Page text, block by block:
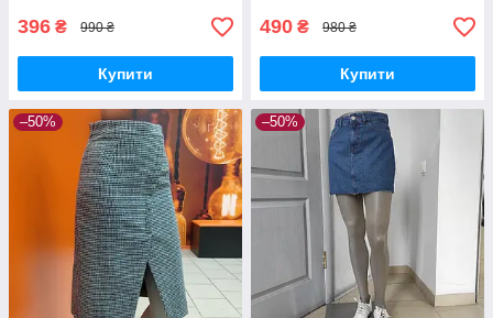
396 ₴ 990 ₴
Купити
490 ₴ 980 ₴
Купити
–50% –50%